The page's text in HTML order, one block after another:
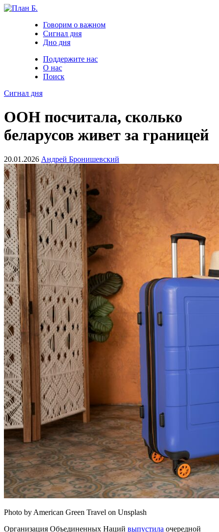
Говорим о важном
Сигнал дня
Дно дня
Поддержите нас
О нас
Поиск
Сигнал дня
ООН посчитала, сколько
беларусов живет за границей
20.01.2026 Андрей Бронишевский
Photo by American Green Travel on Unsplash
Организация Объединенных Наций выпустила очередной